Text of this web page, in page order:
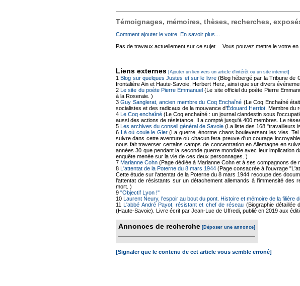
Témoignages, mémoires, thèses, recherches,
Comment ajouter le votre. En savoir plus…
Pas de travaux actuellement sur ce sujet… Vous pouvez mettre le votre en
Liens externes [Ajouter un lien vers un article d'intérêt ou un site internet]
1Blog sur quelques Justes et sur le livre (Blog hébergé par la Tribune de
frontalière Ain et Haute-Savoie, Herbert Herz, ainsi que sur divers
2Le site du poète Pierre Emmanuel (Le site officiel du poète Pierre
à la Roseraie. )
3Guy Sanglerat, ancien membre du Coq Enchaîné (Le Coq Enchaîné
socialistes et des radicaux de la mouvance d’Édouard Herriot . Membre du
4 Le Coq enchaîné (Le Coq enchaîné : un journal clandestin sous
aussi des actions de résistance. Il a compté jusqu'à 400 membres. Le
5 Les archives du conseil général de Savoie (La liste des 168 "travailleurs
6 Là où coule le Gier(La guerre, énorme chaos bouleversant les vies.
suivre dans cette aventure où chacun fera preuve d'un courage
nous fait traverser certains camps de concentration en Allemagne en
années 30 que pendant la seconde guerre mondiale avec leur
enquête menée sur la vie de ces deux personnages. )
7 Marianne Cohn (Page dédiée à Marianne Cohn et à ses compagnons
8 L'attentat de la Poterne du 8 mars 1944 (Page consacrée à l'ouvrage
Cette étude sur l'attentat de la Poterne du 8 mars 1944 recoupe des
l'attentat de résistants sur un détachement allemands à l'immensité des
mort. )
9 "Objectif Lyon !"
10 Laurent Neury, l'espoir au bout du pont. Histoire et mémoire de la filière
11L'abbé André Payot, résistant et chef de réseau (Biographie détaillée
(Haute-Savoie). Livre écrit par Jean-Luc de Uffredi, publié en 2019 aux
Annonces de recherche [Déposer une annonce]
[Signaler que le contenu de cet article vous semble erroné]